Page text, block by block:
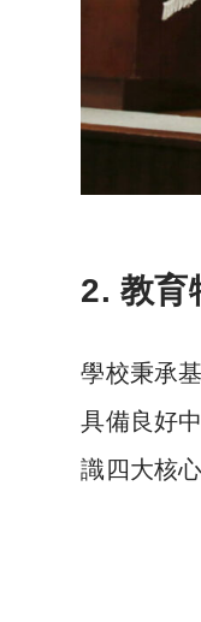
2. 教育
學校秉承
具備良好
識四大核